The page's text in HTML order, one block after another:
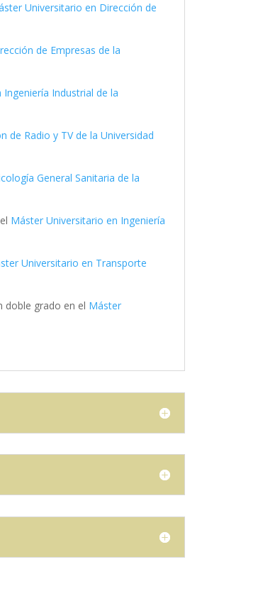
Universitario en Dirección de
de Empresas de la
Industrial de la
de Radio y TV de la Universidad
General Sanitaria de la
Máster Universitario en Ingeniería
Universitario en Transporte
doble grado en el Máster